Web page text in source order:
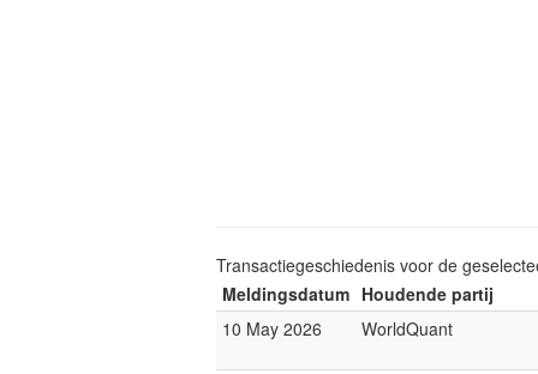
Transactiegeschiedenis voor de
Meldingsdatum Houdende partij
10 May 2026
WorldQuant